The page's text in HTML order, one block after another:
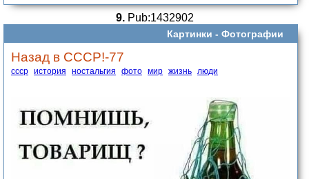
9.Pub:1432902
Картинки - Фотографии
Назад в СССР!-77
ссср история ностальгия фото мир жизнь люди